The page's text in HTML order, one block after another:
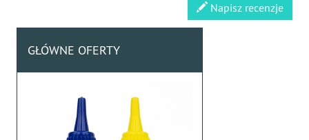
Napisz recenzje
GŁÓWNE OFERTY